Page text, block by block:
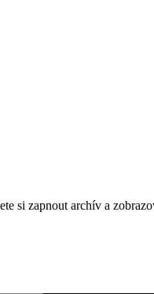
si zapnout archív a